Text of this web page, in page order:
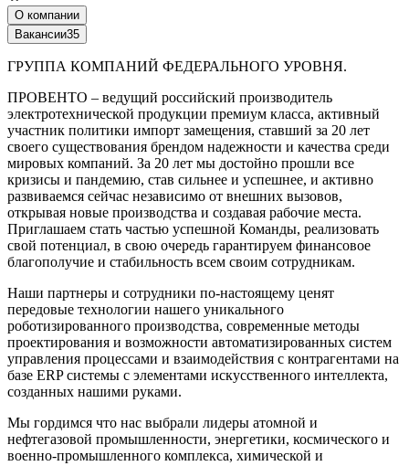
О компании
Вакансии35
ГРУППА КОМПАНИЙ ФЕДЕРАЛЬНОГО УРОВНЯ.
ПРОВЕНТО – ведущий российский производитель
электротехнической продукции премиум класса, активный
участник политики импорт замещения, ставший за 20 лет
своего существования брендом надежности и качества среди
мировых компаний. За 20 лет мы достойно прошли все
кризисы и пандемию, став сильнее и успешнее, и активно
развиваемся сейчас независимо от внешних вызовов,
открывая новые производства и создавая рабочие места.
Приглашаем стать частью успешной Команды, реализовать
свой потенциал, в свою очередь гарантируем финансовое
благополучие и стабильность всем своим сотрудникам.
Наши партнеры и сотрудники по-настоящему ценят
передовые технологии нашего уникального
роботизированного производства, современные методы
проектирования и возможности автоматизированных систем
управления процессами и взаимодействия с контрагентами на
базе ERP системы с элементами искусственного интеллекта,
созданных нашими руками.
Мы гордимся что нас выбрали лидеры атомной и
нефтегазовой промышленности, энергетики, космического и
военно-промышленного комплекса, химической и